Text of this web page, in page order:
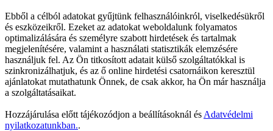
Ebből a célból adatokat gyűjtünk felhasználóinkról, viselkedésükről
és eszközeikről. Ezeket az adatokat weboldalunk folyamatos
optimalizálására és személyre szabott hirdetések és tartalmak
megjelenítésére, valamint a használati statisztikák elemzésére
használjuk fel. Az Ön titkosított adatait külső szolgáltatókkal is
szinkronizálhatjuk, és az ő online hirdetési csatornáikon keresztül
ajánlatokat mutathatunk Önnek, de csak akkor, ha Ön már használja
a szolgáltatásaikat.
Hozzájárulása előtt tájékozódjon a beállításoknál és Adatvédelmi
nyilatkozatunkban..